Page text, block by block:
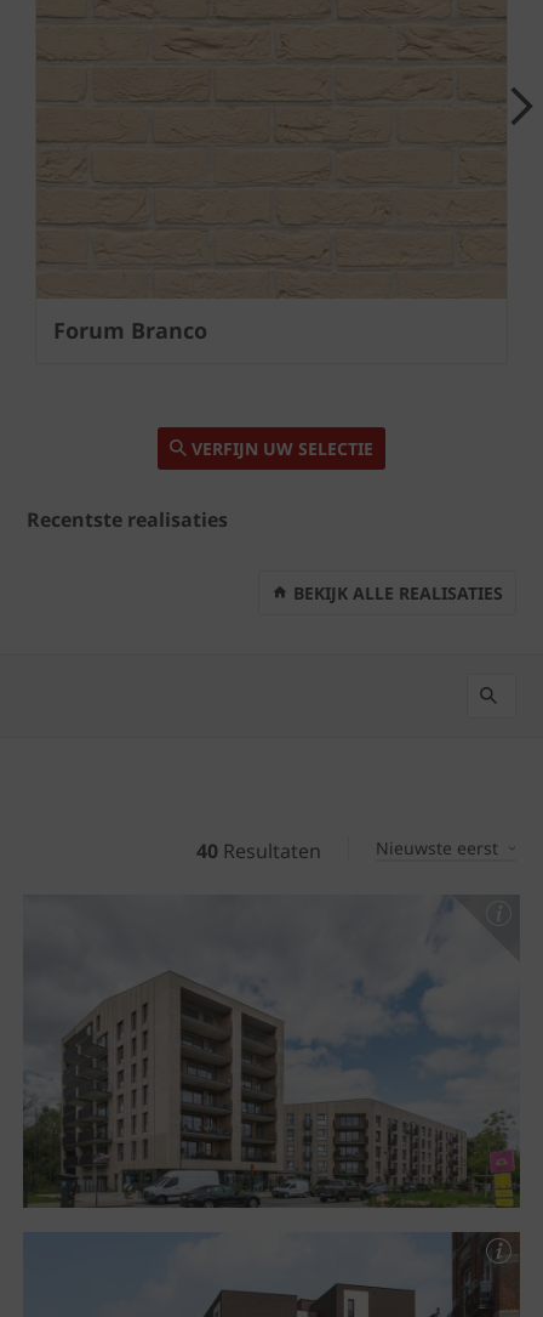
Forum Branco
Next
VERFIJN UW SELECTIE
Recentste realisaties
BEKIJK ALLE REALISATIES
40 Resultaten Nieuwste eerst